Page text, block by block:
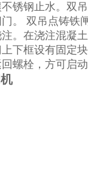
锈钢止水。双
。 双吊点铸铁
。在浇注混凝
下框设有固定
螺栓，方可启